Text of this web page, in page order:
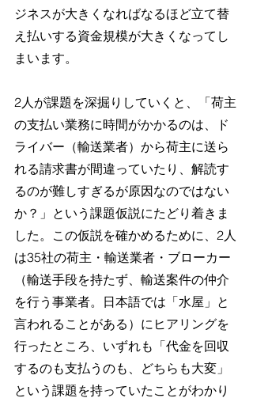
ジネスが大きくなればなるほど立て替
え払いする資金規模が大きくなってし
まいます。
2人が課題を深掘りしていくと、「荷主
の支払い業務に時間がかかるのは、ド
ライバー（輸送業者）から荷主に送ら
れる請求書が間違っていたり、解読す
るのが難しすぎるが原因なのではない
か？」という課題仮説にたどり着きま
した。この仮説を確かめるために、2人
は35社の荷主・輸送業者・ブローカー
（輸送手段を持たず、輸送案件の仲介
を行う事業者。日本語では「水屋」と
言われることがある）にヒアリングを
行ったところ、いずれも「代金を回収
するのも支払うのも、どちらも大変」
という課題を持っていたことがわかり